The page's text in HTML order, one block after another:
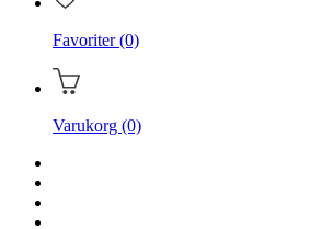
Favoriter (0)
Varukorg (0)